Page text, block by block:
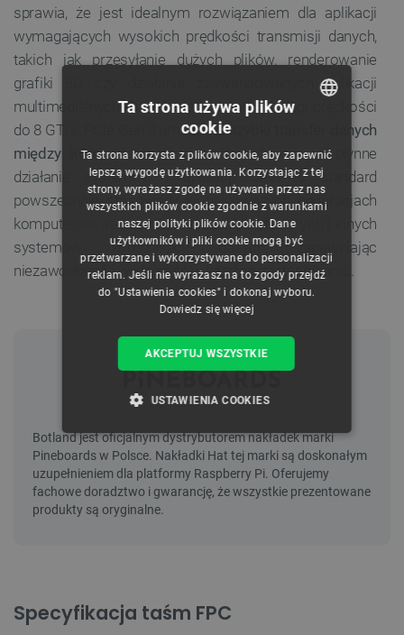
sprawia, że jest idealnym rozwiązaniem dla aplikacji
wymagających wysokich prędkości transmisji danych,
takich jak przesyłanie dużych plików, renderowanie
grafiki 3D czy działanie zaawansowanych aplikacji
multimedialnych. Dzięki zdolnościom obsługi prędkości
do 8 GT/s, PCIe Gen 3 umożliwiaszybki transfer danych
między komponentami, co przekłada się na płynne
działanie systemów i aplikacji. Jest to standard
powszechnie stosowany w najnowszych generacjach
komputerów, serwerów, urządzeń peryferyjnych i innych
systemów komunikacji danych, zapewniając
niezawodność i wydajność w każdym zastosowaniu.
Specyfikacja taśm FPC
CZECH
ENGLISH
GERMAN
Ta strona używa plików
cookie
Ta strona korzysta z plików cookie, aby zapewnić
lepszą wygodę użytkowania. Korzystając z tej
strony, wyrażasz zgodę na używanie przez nas
wszystkich plików cookie zgodnie z warunkami
naszej polityki plików cookie. Dane
użytkowników i pliki cookie mogą być
przetwarzane i wykorzystywane do personalizacji
reklam. Jeśli nie wyrażasz na to zgody przejdź
do "Ustawienia cookies" i dokonaj wyboru.
Dowiedz się więcej
AKCEPTUJ WSZYSTKIE
USTAWIENIA COOKIES
NIEZBĘDNE WYDAJNOŚĆ
TARGETOWANIE
Niezbędne Wydajność